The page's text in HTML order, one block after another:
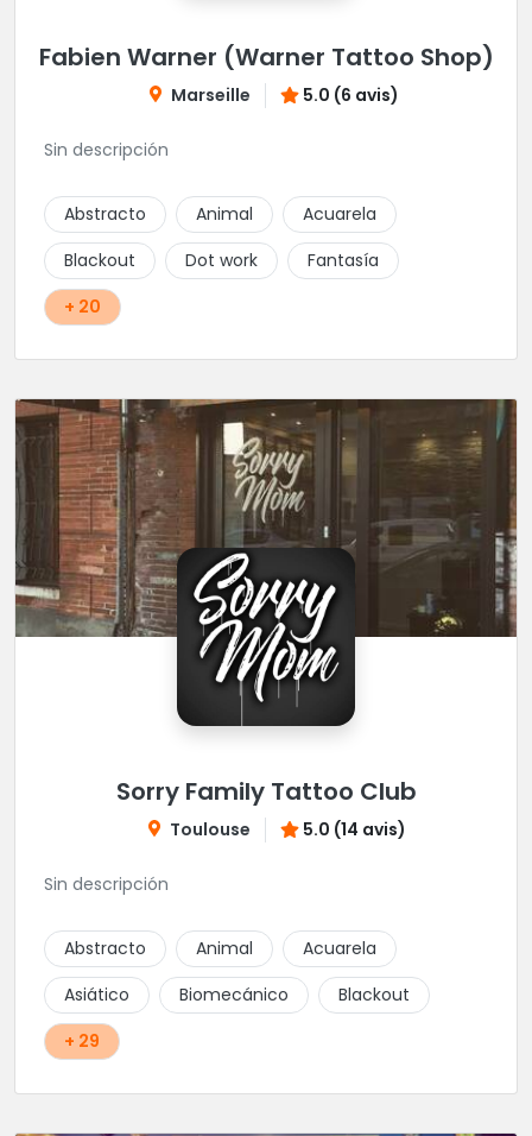
Fabien Warner (Warner Tattoo Shop)
Marseille 5.0 (6 avis)
Sin descripción
Abstracto Animal
Acuarela
Blackout
Dot work
Fantasía
+ 20
Sorry Family Tattoo Club
Toulouse 5.0 (14 avis)
Sin descripción
Abstracto Animal
Acuarela
Asiático
Biomecánico
Blackout
+ 29